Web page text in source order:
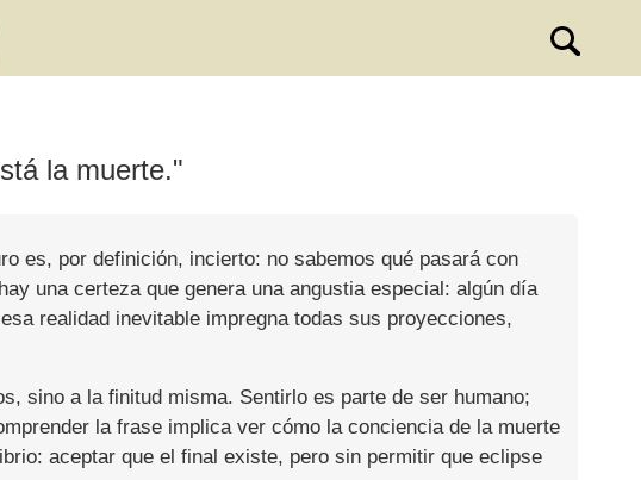
la muerte."
es, por definición, incierto: no sabemos qué pasará con
una certeza que genera una angustia especial: algún día
realidad inevitable impregna todas sus proyecciones,
sino a la finitud misma. Sentirlo es parte de ser humano;
la frase implica ver cómo la conciencia de la muerte
aceptar que el final existe, pero sin permitir que eclipse